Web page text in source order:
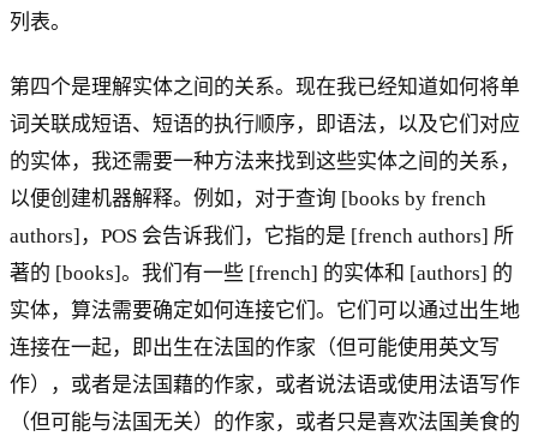
列表。
第四个是理解实体之间的关系。现在我已经知道如何将单
词关联成短语、短语的执行顺序，即语法，以及它们对应
的实体，我还需要一种方法来找到这些实体之间的关系，
以便创建机器解释。例如，对于查询 [books by french
authors]，POS 会告诉我们，它指的是 [french authors] 所
著的 [books]。我们有一些 [french] 的实体和 [authors] 的
实体，算法需要确定如何连接它们。它们可以通过出生地
连接在一起，即出生在法国的作家（但可能使用英文写
作），或者是法国藉的作家，或者说法语或使用法语写作
（但可能与法国无关）的作家，或者只是喜欢法国美食的